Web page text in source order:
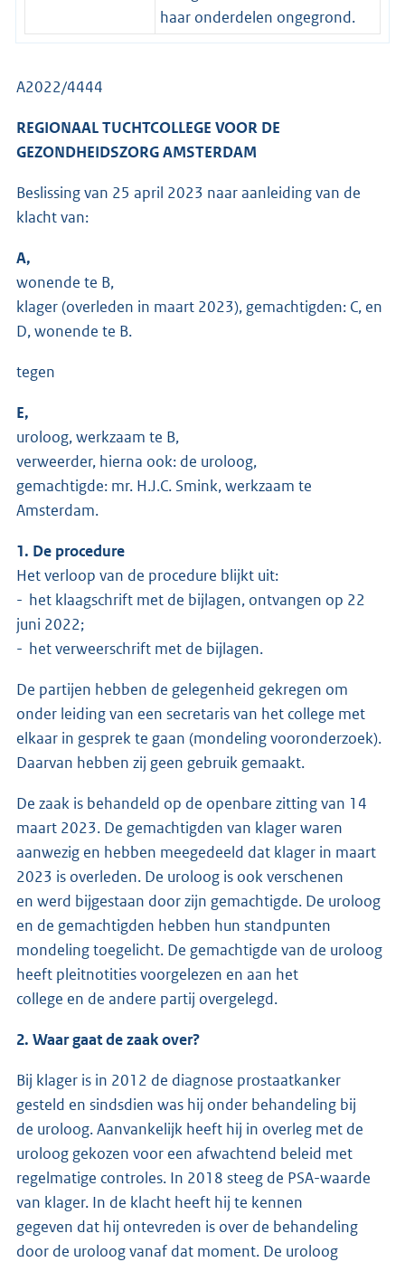
haar onderdelen ongegrond.
A2022/4444
REGIONAAL TUCHTCOLLEGE VOOR DE
GEZONDHEIDSZORG AMSTERDAM
Beslissing van 25 april 2023 naar aanleiding van de
klacht van:
A,
wonende te B,
klager (overleden in maart 2023), gemachtigden: C, en
D, wonende te B.
tegen
E,
uroloog, werkzaam te B,
verweerder, hierna ook: de uroloog,
gemachtigde: mr. H.J.C. Smink, werkzaam te
Amsterdam.
1. De procedure
Het verloop van de procedure blijkt uit:
- het klaagschrift met de bijlagen, ontvangen op 22
juni 2022;
- het verweerschrift met de bijlagen.
De partijen hebben de gelegenheid gekregen om
onder leiding van een secretaris van het college met
elkaar in gesprek te gaan (mondeling vooronderzoek).
Daarvan hebben zij geen gebruik gemaakt.
De zaak is behandeld op de openbare zitting van 14
maart 2023. De gemachtigden van klager waren
aanwezig en hebben meegedeeld dat klager in maart
2023 is overleden. De uroloog is ook verschenen
en werd bijgestaan door zijn gemachtigde. De uroloog
en de gemachtigden hebben hun standpunten
mondeling toegelicht. De gemachtigde van de uroloog
heeft pleitnotities voorgelezen en aan het
college en de andere partij overgelegd.
2. Waar gaat de zaak over?
Bij klager is in 2012 de diagnose prostaatkanker
gesteld en sindsdien was hij onder behandeling bij
de uroloog. Aanvankelijk heeft hij in overleg met de
uroloog gekozen voor een afwachtend beleid met
regelmatige controles. In 2018 steeg de PSA-waarde
van klager. In de klacht heeft hij te kennen
gegeven dat hij ontevreden is over de behandeling
door de uroloog vanaf dat moment. De uroloog